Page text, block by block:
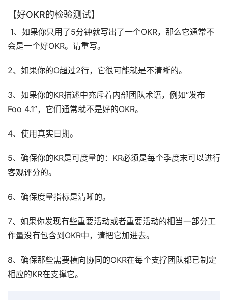
【好OKR的检验测试】
会是一个好OKR。请重写。
2、如果你的O超过2行，它很可能就是不清晰的。
3、如果你的KR描述中充斥着内部团队术语，例如“发布
Foo 4.1”，它们通常就不是好的OKR。
4、使用真实日期。
5、确保你的KR是可度量的：KR必须是每个季度末可以进行
客观评分的。
6、确保度量指标是清晰的。
7、如果你发现有些重要活动或者重要活动的相当一部分工
作量没有包含到OKR中，请把它加进去。
8、确保那些需要横向协同的OKR在每个支撑团队都已制定
相应的KR在支撑它。